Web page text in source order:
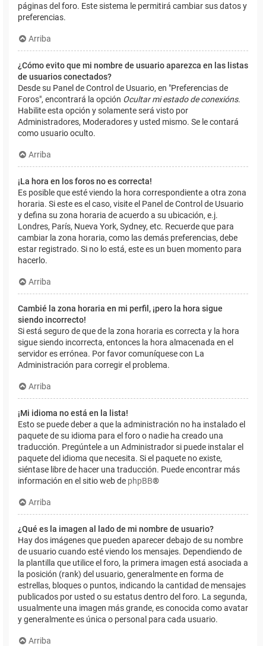
páginas del foro. Este sistema le permitirá cambiar sus datos y
preferencias.
Arriba
¿Cómo evito que mi nombre de usuario aparezca en las listas
de usuarios conectados?
Desde su Panel de Control de Usuario, en "Preferencias de
Foros", encontrará la opción Ocultar mi estado de conexións.
Habilite esta opción y solamente será visto por
Administradores, Moderadores y usted mismo. Se le contará
como usuario oculto.
Arriba
¡La hora en los foros no es correcta!
Es posible que esté viendo la hora correspondiente a otra zona
horaria. Si este es el caso, visite el Panel de Control de Usuario
y defina su zona horaria de acuerdo a su ubicación, e.j.
Londres, París, Nueva York, Sydney, etc. Recuerde que para
cambiar la zona horaria, como las demás preferencias, debe
estar registrado. Si no lo está, este es un buen momento para
hacerlo.
Arriba
Cambié la zona horaria en mi perfil, ¡pero la hora sigue
siendo incorrecto!
Si está seguro de que de la zona horaria es correcta y la hora
sigue siendo incorrecta, entonces la hora almacenada en el
servidor es errónea. Por favor comuníquese con La
Administración para corregir el problema.
Arriba
¡Mi idioma no está en la lista!
Esto se puede deber a que la administración no ha instalado el
paquete de su idioma para el foro o nadie ha creado una
traducción. Pregúntele a un Administrador si puede instalar el
paquete del idioma que necesita. Si el paquete no existe,
siéntase libre de hacer una traducción. Puede encontrar más
información en el sitio web de phpBB®
Arriba
¿Qué es la imagen al lado de mi nombre de usuario?
Hay dos imágenes que pueden aparecer debajo de su nombre
de usuario cuando esté viendo los mensajes. Dependiendo de
la plantilla que utilice el foro, la primera imagen está asociada a
la posición (rank) del usuario, generalmente en forma de
estrellas, bloques o puntos, indicando la cantidad de mensajes
publicados por usted o su estatus dentro del foro. La segunda,
usualmente una imagen más grande, es conocida como avatar
y generalmente es única o personal para cada usuario.
Arriba